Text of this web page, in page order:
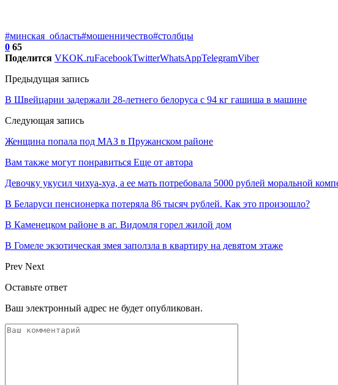
#минская_область#мошенничество#столбцы
0 65
Поделится VKOK.ruFacebookTwitterWhatsAppTelegramViber
Предыдущая запись
В Швейцарии задержали 28-летнего белоруса с 94 кг гашиша в машине
Следующая запись
Женщина попала под МАЗ в Пружанском районе
Вам также могут понравиться Еще от автора
Девочку укусил чихуа-хуа, а ее мать потребовала 5000 рублей моральной
В Беларуси пенсионерка потеряла 86 тысяч рублей. Как это произошло?
В Каменецком районе в аг. Видомля горел жилой дом
В Гомеле экзотическая змея заползла в квартиру на девятом этаже
Prev Next
Оставьте ответ
Ваш электронный адрес не будет опубликован.